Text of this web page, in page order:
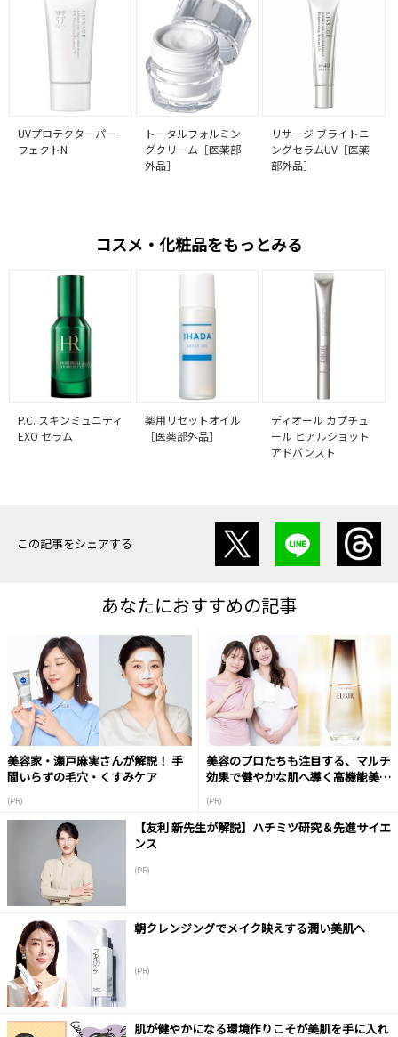
UVプロテクターパー
フェクトN
トータルフォルミン
グクリーム［医薬部
外品］
リサージ ブライトニ
ングセラムUV［医薬
部外品］
コスメ・化粧品をもっとみる
P.C. スキンミュニティ
EXO セラム
薬用リセットオイル
［医薬部外品］
ディオール カプチュ
ール ヒアルショット
アドバンスト
この記事をシェアする
あなたにおすすめの記事
美容家・瀬戸麻実さんが解説！ 手
間いらずの毛穴・くすみケア
(PR)
美容のプロたちも注目する、マルチ
効果で健やかな肌へ導く高機能美容
(PR)
【友利 新先生が解説】ハチミツ研究＆先進サイエ
ンス
(PR)
朝クレンジングでメイク映えする潤い美肌へ
(PR)
肌が健やかになる環境作りこそが美肌を手に入れ